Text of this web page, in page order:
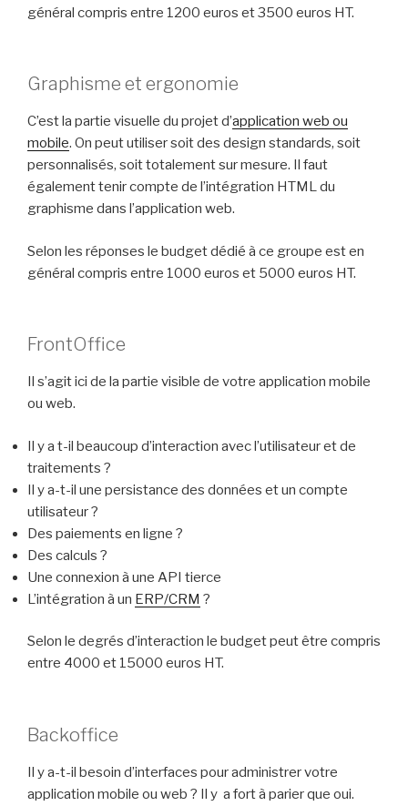
général compris entre 1200 euros et 3500 euros HT.
Graphisme et ergonomie
C’est la partie visuelle du projet d’application web ou
mobile. On peut utiliser soit des design standards, soit
personnalisés, soit totalement sur mesure. Il faut
également tenir compte de l’intégration HTML du
graphisme dans l’application web.
Selon les réponses le budget dédié à ce groupe est en
général compris entre 1000 euros et 5000 euros HT.
FrontOffice
Il s’agit ici de la partie visible de votre application mobile
ou web.
Il y a t-il beaucoup d’interaction avec l’utilisateur et de
traitements ?
Il y a-t-il une persistance des données et un compte
utilisateur ?
Des paiements en ligne ?
Des calculs ?
Une connexion à une API tierce
L’intégration à un ERP/CRM ?
Selon le degrés d’interaction le budget peut être compris
entre 4000 et 15000 euros HT.
Backoffice
Il y a-t-il besoin d’interfaces pour administrer votre
application mobile ou web ? Il y a fort à parier que oui.